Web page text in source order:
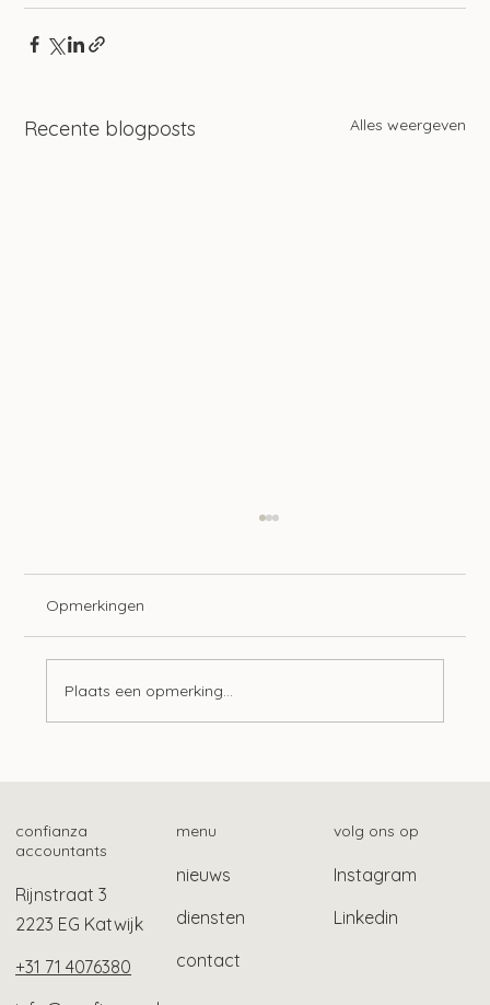
Recente blogposts Alles weergeven
Opmerkingen
Plaats een opmerking...
confianza
accountants
Rijnstraat 3
2223 EG Katwijk
+31 71 4076380
menu
nieuws
diensten
contact
volg ons op
Instagram
Linkedin